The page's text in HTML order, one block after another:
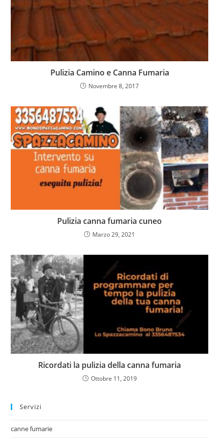
Pulizia Camino e Canna Fumaria
Novembre 8, 2017
Pulizia canna fumaria cuneo
Marzo 29, 2021
Ricordati la pulizia della canna fumaria
Ottobre 11, 2019
Servizi
canne fumarie